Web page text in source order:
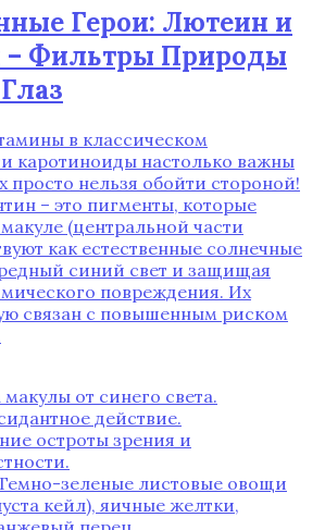
Герои: Лютеин и
– Фильтры Природы
в классическом
каротиноиды настолько важны
просто нельзя обойти стороной!
– это пигменты, которые
(центральной части
как естественные солнечные
синий свет и защищая
повреждения. Их
связан с повышенным риском
от синего света.
действие.
остроты зрения и
зеленые листовые овощи
кейл), яичные желтки,